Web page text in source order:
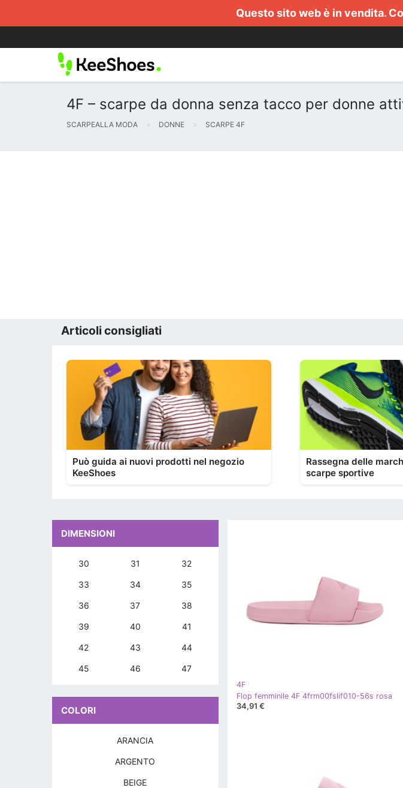
Questo sito web è in vendita.
4F – scarpe da donna senza tacco per donne
SCARPEALLA MODA DONNE SCARPE 4F
Articoli consigliati
Può guida ai nuovi prodotti nel negozio
KeeShoes
Rassegna delle
scarpe sportive
4F
Flop femminile 4F 4frm00fslif010-56s rosa
34,91 €
DIMENSIONI
30 31 32
33 34 35
36 37 38
39 40 41
42 43 44
45 46 47
COLORI
ARANCIA
ARGENTO
BEIGE